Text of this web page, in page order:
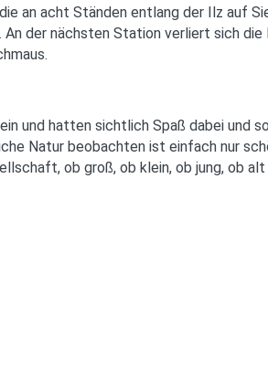
an acht Ständen entlang der Ilz auf
der nächsten Station verliert sich
und hatten sichtlich Spaß dabei und
Natur beobachten ist einfach nur
ob groß, ob klein, ob jung, ob